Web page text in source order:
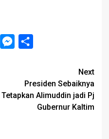
TelegramMessenger
Next
Presiden Sebaiknya
Tetapkan Alimuddin jadi Pj
Gubernur Kaltim